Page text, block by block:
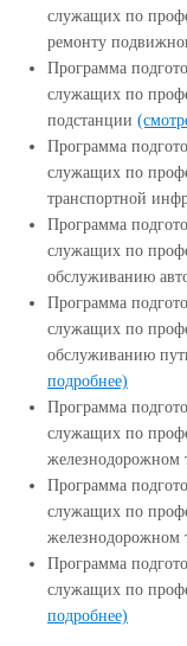
служащих по
ремонту
Программа
служащих по
подстанции
Программа
служащих по
транспортной
Программа
служащих по
обслуживанию
Программа
служащих по
обслуживанию
подробнее)
Программа
служащих по
железнодорожном
Программа
служащих по
железнодорожном
Программа
служащих по
подробнее)